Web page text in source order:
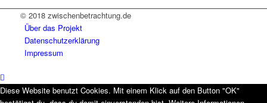
© 2018 zwischenbetrachtung.de
Über das Projekt
Datenschutzerklärung
Impressum
Diese Website benutzt Cookies. Mit einem Klick auf den Button "OK"